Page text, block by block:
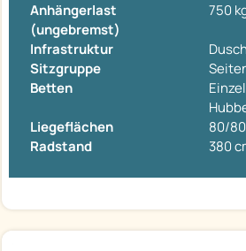
Anhängerlast
(ungebremst)
750
Infrastruktur
Sitzgruppe
Betten
Liegeflächen
80/
Radstand
380